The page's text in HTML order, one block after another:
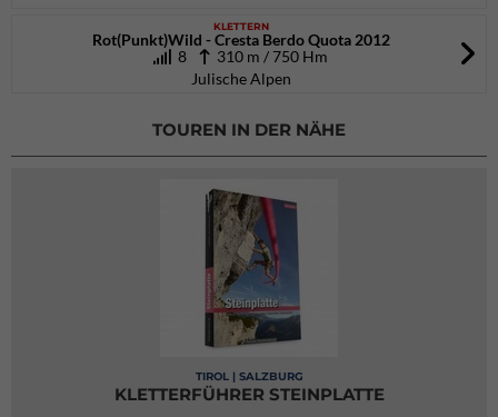
KLETTERN
Rot(Punkt)Wild - Cresta Berdo Quota 2012
8
310 m / 750 Hm
Julische Alpen
TOUREN IN DER NÄHE
TIROL | SALZBURG
KLETTERFÜHRER STEINPLATTE